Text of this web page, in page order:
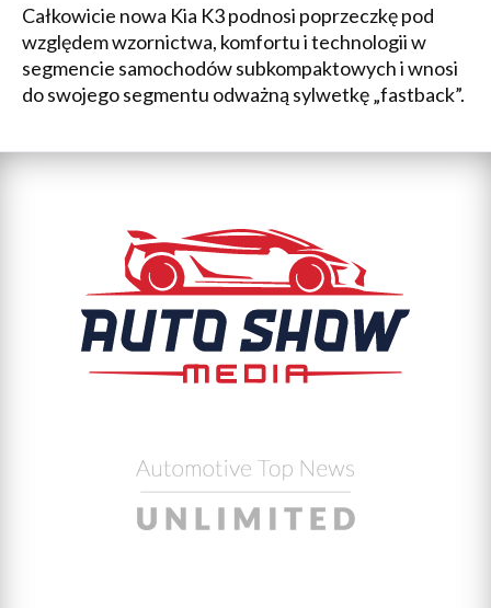
Całkowicie nowa Kia K3 podnosi poprzeczkę pod
względem wzornictwa, komfortu i technologii w
segmencie samochodów subkompaktowych i wnosi
do swojego segmentu odważną sylwetkę „fastback”.